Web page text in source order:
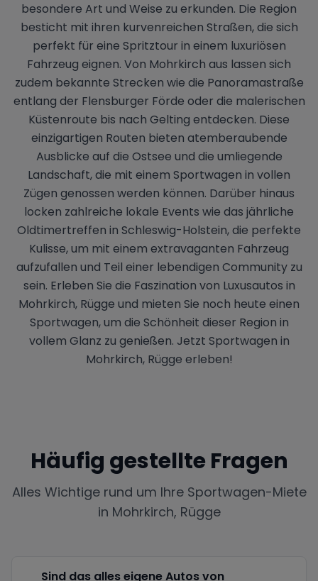
besondere Art und Weise zu erkunden. Die Region
besticht mit ihren kurvenreichen Straßen, die sich
perfekt für eine Spritztour in einem luxuriösen
Fahrzeug eignen. Von Mohrkirch aus lassen sich
zudem bekannte Strecken wie die Panoramastraße
entlang der Flensburger Förde oder die malerischen
Küstenroute bis nach Gelting entdecken. Diese
einzigartigen Routen bieten atemberaubende
Ausblicke auf die Ostsee und die umliegende
Landschaft, die mit einem Sportwagen in vollen
Zügen genossen werden können. Darüber hinaus
locken zahlreiche lokale Events wie das jährliche
Oldtimertreffen in Schleswig-Holstein, die perfekte
Kulisse, um mit einem extravaganten Fahrzeug
aufzufallen und Teil einer lebendigen Community zu
sein. Erleben Sie die Faszination von Luxusautos in
Mohrkirch, Rügge und mieten Sie noch heute einen
Sportwagen, um die Schönheit dieser Region in
vollem Glanz zu genießen. Jetzt Sportwagen in
Mohrkirch, Rügge erleben!
Häufig gestellte Fragen
Alles Wichtige rund um Ihre Sportwagen-Miete
in Mohrkirch, Rügge
Sind das alles eigene Autos von